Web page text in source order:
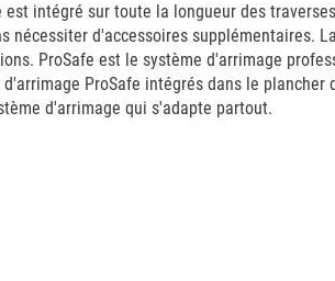
intégré sur toute la longueur des
d'accessoires supplémentaires.
ProSafe est le système d'arrimage
ProSafe intégrés dans le
d'arrimage qui s'adapte partout.